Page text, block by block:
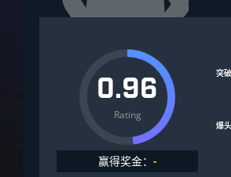
0.96
Rating
赢得奖金： -